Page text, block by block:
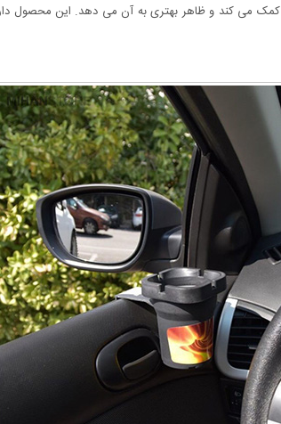
کند و ظاهر بهتری به آن می دهد. این محصول